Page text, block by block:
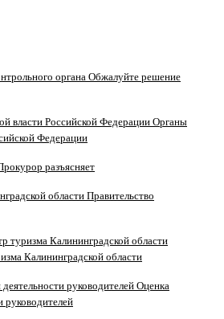
Обжалуйте решение
Органы
Федерации
разъясняет
Правительство
Калининградской области
Оценка
руководителей